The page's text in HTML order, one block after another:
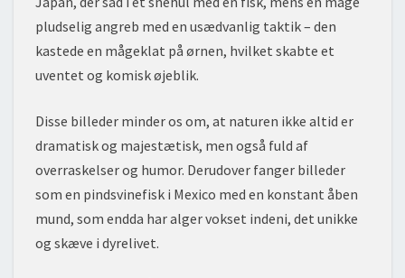
pludselig angreb med en usædvanlig taktik – den
kastede en mågeklat på ørnen, hvilket skabte et
uventet og komisk øjeblik.
Disse billeder minder os om, at naturen ikke altid er
dramatisk og majestætisk, men også fuld af
overraskelser og humor. Derudover fanger billeder
som en pindsvinefisk i Mexico med en konstant åben
mund, som endda har alger vokset indeni, det unikke
og skæve i dyrelivet.